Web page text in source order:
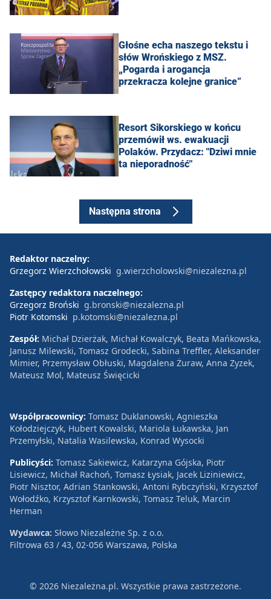
Głośne echa naszego tekstu i
słów Wrońskiego z MSZ.
„Pogarda i arogancja
przekracza kolejne granice”
Resort Sikorskiego w końcu
przemówił ws. ewakuacji
Polaków. Przydacz: "Dziwi mnie
ta nieporadność"
Następna strona
Redaktor naczelny:
Grzegorz Wierzchołowski g.wierzcholowski@niezalezna.pl
Zastępcy redaktora naczelnego:
Grzegorz Broński g.bronski@niezalezna.pl
Piotr Kotomski p.kotomski@niezalezna.pl
Zespół: Michał Dzierżak, Michał Kowalczyk, Beata Mańkowska,
Janusz Milewski, Tomasz Grodecki, Sabina Treffler, Aleksander
Mimier, Przemysław Obłuski, Magdalena Żuraw, Anna Zyzek,
Mateusz Mol, Mateusz Święcicki
Współpracownicy: Tomasz Duklanowski, Agnieszka
Kołodziejczyk, Hubert Kowalski, Mariola Łukawska, Jan
Przemyłski, Natalia Wasilewska, Konrad Wysocki
Publicyści: Tomasz Sakiewicz, Katarzyna Gójska, Piotr
Lisiewicz, Michał Rachoń, Tomasz Łysiak, Jacek Liziniewicz,
Piotr Nisztor, Adrian Stankowski, Antoni Rybczyński, Krzysztof
Wołodźko, Krzysztof Karnkowski, Tomasz Teluk, Marcin
Herman
Wydawca: Słowo Niezależne Sp. z o.o.
Filtrowa 63 / 43, 02-056 Warszawa, Polska
© 2026 Niezależna.pl. Wszystkie prawa zastrzeżone.